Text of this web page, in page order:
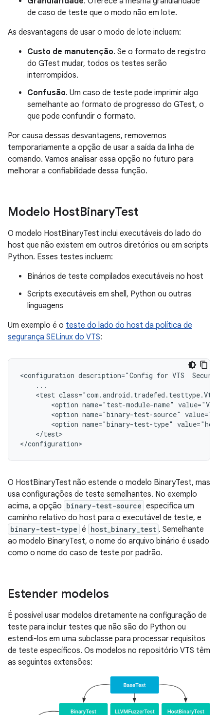
de caso de teste que o modo não em lote.
As desvantagens de usar o modo de lote incluem:
Custo de manutenção. Se o formato de registro
do GTest mudar, todos os testes serão
interrompidos.
Confusão. Um caso de teste pode imprimir algo
semelhante ao formato de progresso do GTest, o
que pode confundir o formato.
Por causa dessas desvantagens, removemos
temporariamente a opção de usar a saída da linha de
comando. Vamos analisar essa opção no futuro para
melhorar a confiabilidade dessa função.
Modelo HostBinaryTest
O modelo HostBinaryTest inclui executáveis do lado do
host que não existem em outros diretórios ou em scripts
Python. Esses testes incluem:
Binários de teste compilados executáveis no host
Scripts executáveis em shell, Python ou outras
linguagens
Um exemplo é o teste do lado do host da política de
segurança SELinux do VTS:
<configuration description="Config for VTS
    ...
<test
<option name="test-module-name"
<option name="binary-test-source"
<option name="binary-test-type"
    </test>
O HostBinaryTest não estende o modelo BinaryTest, mas
usa configurações de teste semelhantes. No exemplo
acima, a opção binary-test-source especifica um
caminho relativo do host para o executável de teste, e
binary-test-type é host_binary_test . Semelhante
ao modelo BinaryTest, o nome do arquivo binário é usado
como o nome do caso de teste por padrão.
Estender modelos
É possível usar modelos diretamente na configuração de
teste para incluir testes que não são do Python ou
estendi-los em uma subclasse para processar requisitos
de teste específicos. Os modelos no repositório VTS têm
as seguintes extensões: